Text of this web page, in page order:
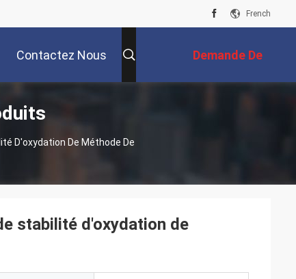
French
Contactez Nous Demande De
Soumission
D'oxydation De Méthode De
stabilité d'oxydation de